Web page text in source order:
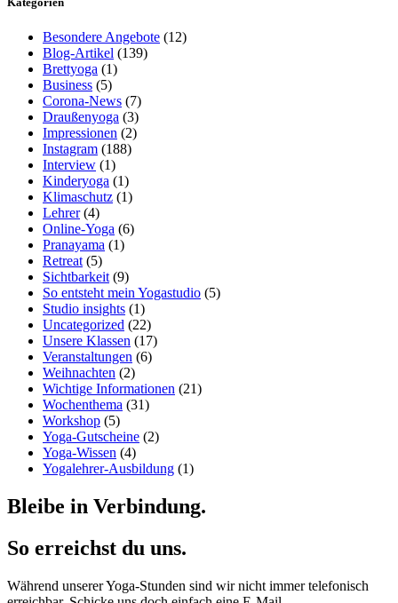
Besondere Angebote (12)
Blog-Artikel (139)
Brettyoga (1)
Business (5)
Corona-News (7)
Draußenyoga (3)
Impressionen (2)
Instagram (188)
Interview (1)
Kinderyoga (1)
Klimaschutz (1)
Lehrer(4)
Online-Yoga (6)
Pranayama (1)
Retreat (5)
Sichtbarkeit (9)
So entsteht mein Yogastudio (5)
Studio insights (1)
Uncategorized (22)
Unsere Klassen (17)
Veranstaltungen (6)
Weihnachten (2)
Wichtige Informationen (21)
Wochenthema (31)
Workshop (5)
Yoga-Gutscheine (2)
Yoga-Wissen (4)
Yogalehrer-Ausbildung (1)
Bleibe in Verbindung.
So erreichst du uns.
Während unserer Yoga-Stunden sind wir nicht immer telefonisch